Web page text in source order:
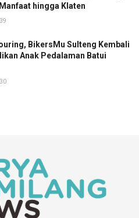
hingga Klaten
39
BikersMu Sulteng Kembali
Anak Pedalaman Batui
30